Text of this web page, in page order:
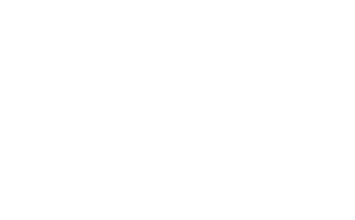
Кисловодск
от
г.
на все
должен
августа